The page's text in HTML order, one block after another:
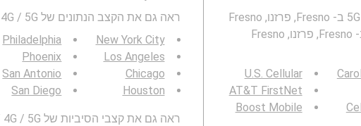
מפה זו מייצגת מהירות של רשתות סלולריות 2G, 3G, 4G ו- 5G ב- Fresno, פרזנו, Fresno
County, קליפורניה . ראו גם: מפת כיסוי רשתות סלולריות ב- Fresno, פרזנו, Fresno
U.S. Cellular
AT&T FirstNet
Boost Mobile
ראה גם את הקצב הנתונים של 3G / 4G / 5G ב
New York City
Los Angeles
Chicago
Houston
Philadelphia
Phoenix
San Antonio
San Diego
ראה גם את קצבי הסיביות של 3G / 4G / 5G באזור שלך: